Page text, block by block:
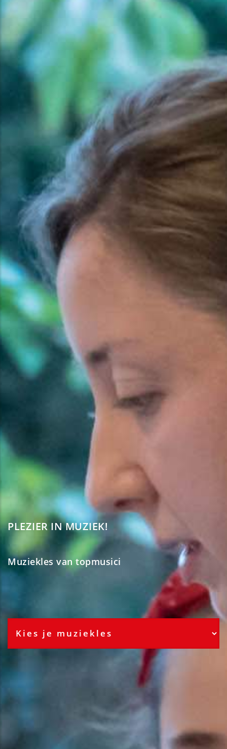
PLEZIER IN MUZIEK!
Muziekles van topmusici